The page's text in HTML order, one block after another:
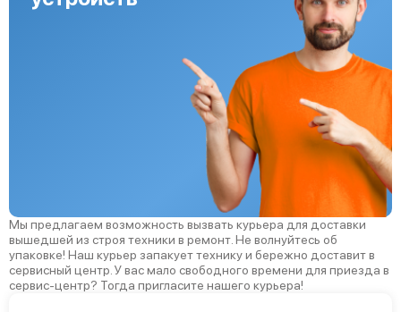
Мы предлагаем возможность вызвать курьера для доставки
вышедшей из строя техники в ремонт. Не волнуйтесь об
упаковке! Наш курьер запакует технику и бережно доставит в
сервисный центр. У вас мало свободного времени для приезда в
сервис-центр? Тогда пригласите нашего курьера!